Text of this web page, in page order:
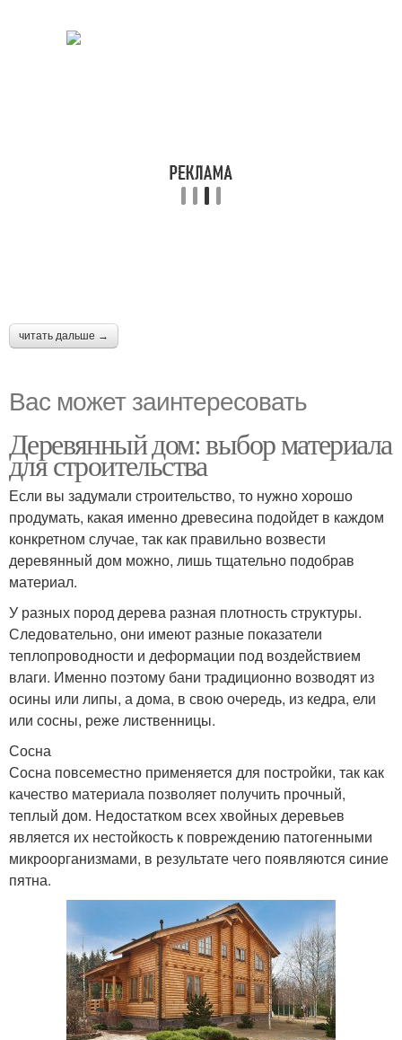
читать дальше →
Вас может заинтересовать
Деревянный дом: выбор материала
для строительства
Если вы задумали строительство, то нужно хорошо
продумать, какая именно древесина подойдет в каждом
конкретном случае, так как правильно возвести
деревянный дом можно, лишь тщательно подобрав
материал.
У разных пород дерева разная плотность структуры.
Следовательно, они имеют разные показатели
теплопроводности и деформации под воздействием
влаги. Именно поэтому бани традиционно возводят из
осины или липы, а дома, в свою очередь, из кедра, ели
или сосны, реже лиственницы.
Сосна
Сосна повсеместно применяется для постройки, так как
качество материала позволяет получить прочный,
теплый дом. Недостатком всех хвойных деревьев
является их нестойкость к повреждению патогенными
микроорганизмами, в результате чего появляются синие
пятна.